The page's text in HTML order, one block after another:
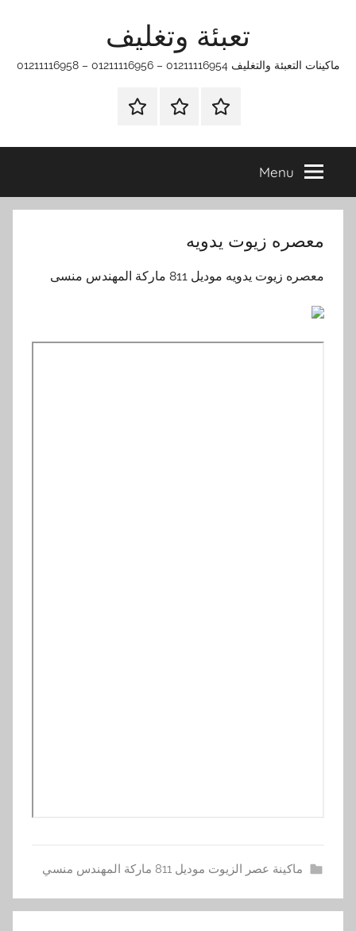
تعبئة وتغليف
ماكينات التعبئة والتغليف 01211116954 – 01211116956 – 01211116958
الرئيسيةماكينات
وتغليف
اتـصـل
في
التي
Menu
معصره زيوت يدويه
معصره زيوت يدويه موديل 811 ماركة المهندس منسى
ماكينة عصر الزيوت موديل 811 ماركة المهندس منسي
ز